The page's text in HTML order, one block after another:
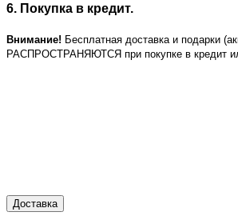
6. Покупка в кредит.
Внимание! Бесплатная доставка и подарки
РАСПРОСТРАНЯЮТСЯ при покупке в кредит
Доставка